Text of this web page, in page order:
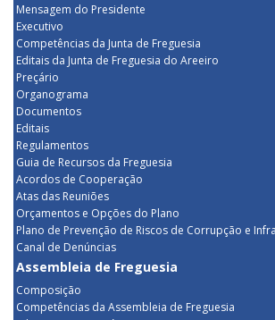
Mensagem do Presidente
Executivo
Competências da Junta de Freguesia
Editais da Junta de Freguesia do Areeiro
Preçário
Organograma
Documentos
Editais
Regulamentos
Guia de Recursos da Freguesia
Acordos de Cooperação
Atas das Reuniões
Orçamentos e Opções do Plano
Plano de Prevenção de Riscos de Corrupção e
Canal de Denúncias
Assembleia de Freguesia
Composição
Competências da Assembleia de Freguesia